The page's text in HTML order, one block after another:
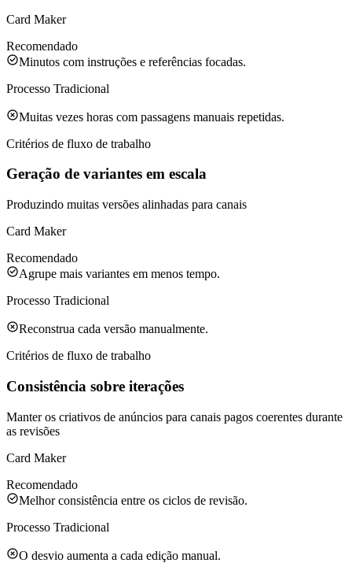
Card Maker
Recomendado
Minutos com instruções e referências focadas.
Processo Tradicional
Muitas vezes horas com passagens manuais repetidas.
Critérios de fluxo de trabalho
Geração de variantes em escala
Produzindo muitas versões alinhadas para canais
Card Maker
Recomendado
Agrupe mais variantes em menos tempo.
Processo Tradicional
Reconstrua cada versão manualmente.
Critérios de fluxo de trabalho
Consistência sobre iterações
Manter os criativos de anúncios para canais pagos coerentes durante
as revisões
Card Maker
Recomendado
Melhor consistência entre os ciclos de revisão.
Processo Tradicional
O desvio aumenta a cada edição manual.